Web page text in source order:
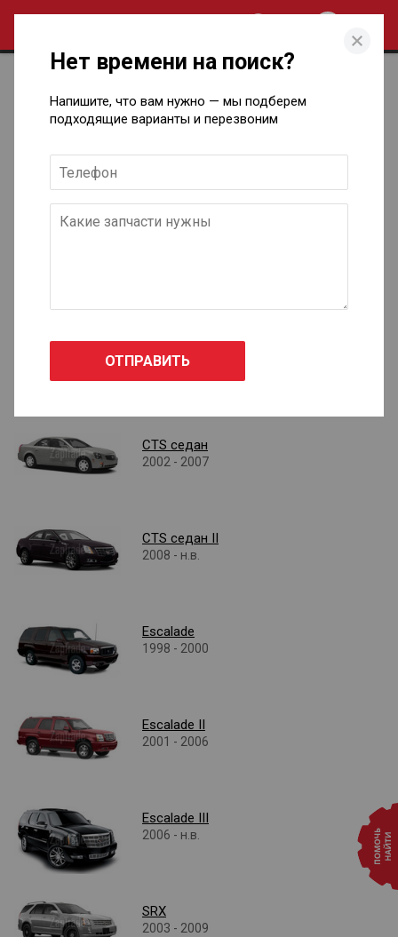
Cadillac в Ижевске
CTS купе
2008 - н.в.
CTS седан
2002 - 2007
CTS седан II
2008 - н.в.
Escalade
1998 - 2000
Escalade II
2001 - 2006
Escalade III
2006 - н.в.
SRX
2003 - 2009
Нет времени на поиск?
Напишите, что вам нужно — мы подберем
подходящие варианты и перезвоним